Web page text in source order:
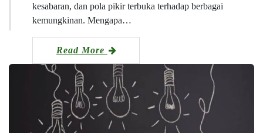
kesabaran, dan pola pikir terbuka terhadap berbagai
kemungkinan. Mengapa…
Read More